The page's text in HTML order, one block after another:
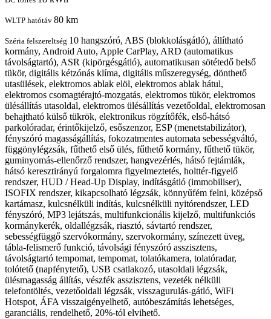
WLTP hatótáv 80 km
Széria felszereltség 10 hangszóró, ABS (blokkolásgátló), állítható
kormány, Android Auto, Apple CarPlay, ARD (automatikus
távolságtartó), ASR (kipörgésgátló), automatikusan sötétedő belső
tükör, digitális kétzónás klíma, digitális műszeregység, dönthető
utasülések, elektromos ablak elöl, elektromos ablak hátul,
elektromos csomagtérajtó-mozgatás, elektromos tükör, elektromos
ülésállítás utasoldal, elektromos ülésállítás vezetőoldal, elektromosan
behajtható külső tükrök, elektronikus rögzítőfék, első-hátsó
parkolóradar, érintőkijelző, esőszenzor, ESP (menetstabilizátor),
fényszóró magasságállítás, fokozatmentes automata sebességváltó,
függönylégzsák, fűthető első ülés, fűthető kormány, fűthető tükör,
guminyomás-ellenőrző rendszer, hangvezérlés, hátsó fejtámlák,
hátsó keresztirányú forgalomra figyelmeztetés, holttér-figyelő
rendszer, HUD / Head-Up Display, indításgátló (immobiliser),
ISOFIX rendszer, kikapcsolható légzsák, könnyűfém felni, középső
kartámasz, kulcsnélküli indítás, kulcsnélküli nyitórendszer, LED
fényszóró, MP3 lejátszás, multifunkcionális kijelző, multifunkciós
kormánykerék, oldallégzsák, riasztó, sávtartó rendszer,
sebességfüggő szervókormány, szervokormány, színezett üveg,
tábla-felismerő funkció, távolsági fényszóró asszisztens,
távolságtartó tempomat, tempomat, tolatókamera, tolatóradar,
tolótető (napfénytető), USB csatlakozó, utasoldali légzsák,
ülésmagasság állítás, vészfék asszisztens, vezeték nélküli
telefontöltés, vezetőoldali légzsák, visszagurulás-gátló, WiFi
Hotspot, ÁFA visszaigényelhető, autóbeszámítás lehetséges,
garanciális, rendelhető, 20%-tól elvihető.